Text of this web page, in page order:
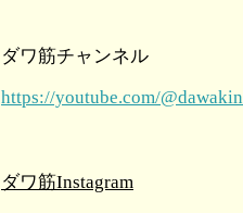
ダワ筋チャンネル
https://youtube.com/
ダワ筋Instagram